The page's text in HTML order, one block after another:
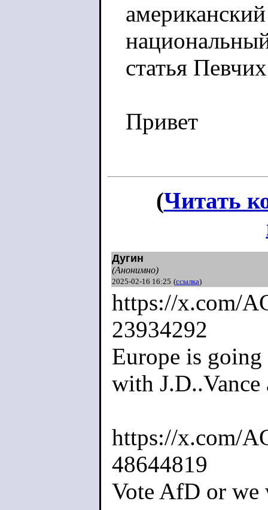
американский
статья
Привет
(Читать
Дугин
(Анонимно)
2025-02-16 16:25 (ссылка)
https://x.com/
23934292
Europe is
with J.D..Vance
https://x.com/
48644819
Vote AfD or we